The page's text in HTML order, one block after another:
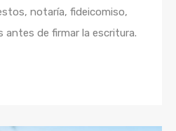
notaría, fideicomiso,
de firmar la escritura.